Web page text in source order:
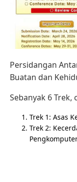
Persidangan
Buatan dan
Sebanyak 6
Trek 1: Asas
Trek 2: